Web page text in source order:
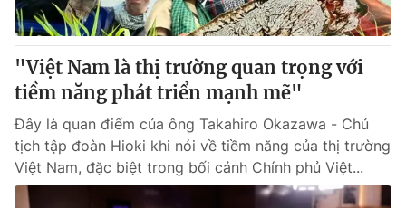
"Việt Nam là thị trường quan trọng với
tiềm năng phát triển mạnh mẽ"
Đây là quan điểm của ông Takahiro Okazawa - Chủ
tịch tập đoàn Hioki khi nói về tiềm năng của thị trường
Việt Nam, đặc biệt trong bối cảnh Chính phủ Việt...